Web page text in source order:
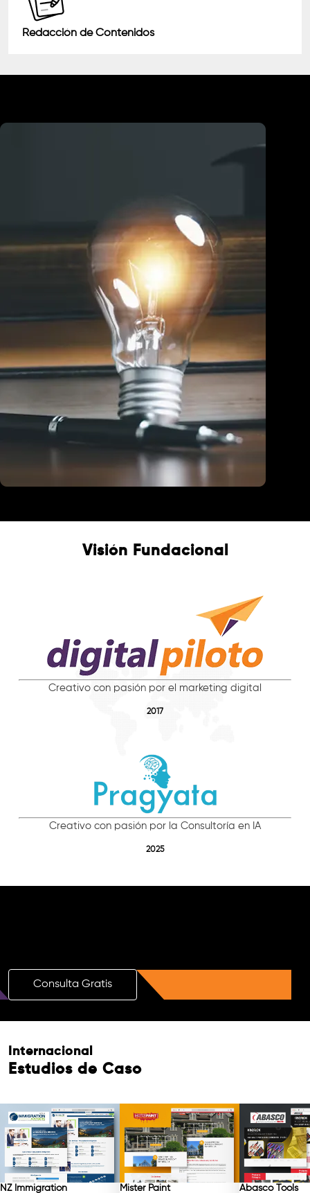
Redacción de Contenidos
Visión Fundacional
Creativo con pasión por el marketing digital
2017
Creativo con pasión por la Consultoría en IA
2025
Consulta Gratis
Internacional
Estudios de Caso
NZ Immigration Mister Paint Abasco Tools